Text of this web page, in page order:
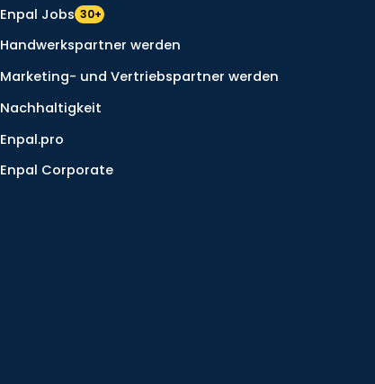
Enpal Jobs 30+
Handwerkspartner werden
Marketing- und Vertriebspartner werden
Nachhaltigkeit
Enpal.pro
Enpal Corporate